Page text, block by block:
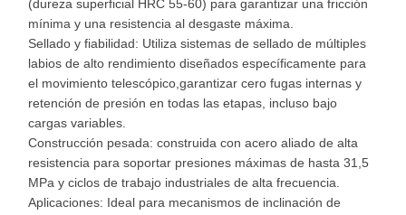
(dureza superficial HRC 55-60) para garantizar una fricción
mínima y una resistencia al desgaste máxima.
Sellado y fiabilidad: Utiliza sistemas de sellado de múltiples
labios de alto rendimiento diseñados específicamente para
el movimiento telescópico,garantizar cero fugas internas y
retención de presión en todas las etapas, incluso bajo
cargas variables.
Construcción pesada: construida con acero aliado de alta
resistencia para soportar presiones máximas de hasta 31,5
MPa y ciclos de trabajo industriales de alta frecuencia.
Aplicaciones: Ideal para mecanismos de inclinación de